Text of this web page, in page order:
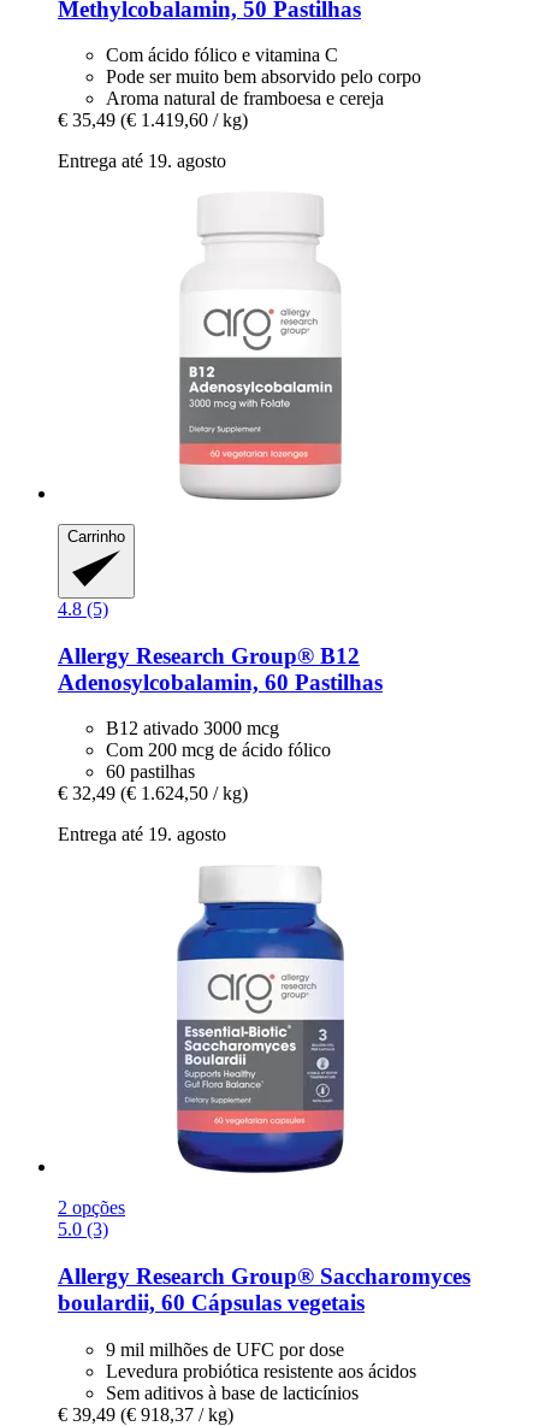
Methylcobalamin, 50 Pastilhas
Com ácido fólico e vitamina C
Pode ser muito bem absorvido pelo corpo
Aroma natural de framboesa e cereja
€ 35,49 (€ 1.419,60 / kg)
Entrega até 19. agosto
Carrinho
4.8 (5)
Allergy Research Group® B12
Adenosylcobalamin, 60 Pastilhas
B12 ativado 3000 mcg
Com 200 mcg de ácido fólico
60 pastilhas
€ 32,49 (€ 1.624,50 / kg)
Entrega até 19. agosto
2 opções
5.0 (3)
Allergy Research Group® Saccharomyces
boulardii, 60 Cápsulas vegetais
9 mil milhões de UFC por dose
Levedura probiótica resistente aos ácidos
Sem aditivos à base de lacticínios
€ 39,49 (€ 918,37 / kg)